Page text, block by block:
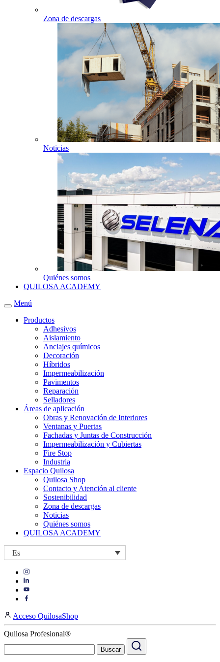
Zona de descargas
Noticias
Quiénes somos
QUILOSA ACADEMY
Menú
Productos
Adhesivos
Aislamiento
Anclajes químicos
Decoración
Híbridos
Impermeabilización
Pavimentos
Reparación
Selladores
Áreas de aplicación
Obras y Renovación de Interiores
Ventanas y Puertas
Fachadas y Juntas de Construcción
Impermeabilización y Cubiertas
Fire Stop
Industria
Espacio Quilosa
Quilosa Shop
Contacto y Atención al cliente
Sostenibilidad
Zona de descargas
Noticias
Quiénes somos
QUILOSA ACADEMY
Es
Visit
https://www.instagram.com/quilosa_selena/
Visit
our
Visit
page
https://www.facebook.com/QuilosaSelenaIberia/
page
Acceso QuilosaShop
Quilosa Profesional®